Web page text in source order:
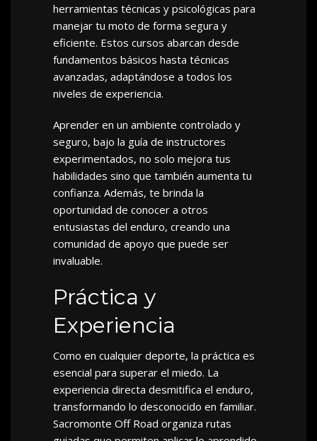
herramientas técnicas y psicológicas para
manejar tu moto de forma segura y
eficiente. Estos cursos abarcan desde
fundamentos básicos hasta técnicas
avanzadas, adaptándose a todos los
niveles de experiencia.
Aprender en un ambiente controlado y
seguro, bajo la guía de instructores
experimentados, no solo mejora tus
habilidades sino que también aumenta tu
confianza. Además, te brinda la
oportunidad de conocer a otros
entusiastas del enduro, creando una
comunidad de apoyo que puede ser
invaluable.
Práctica y
Experiencia
Como en cualquier deporte, la práctica es
esencial para superar el miedo. La
experiencia directa desmitifica el enduro,
transformando lo desconocido en familiar.
Sacromonte Off Road organiza rutas